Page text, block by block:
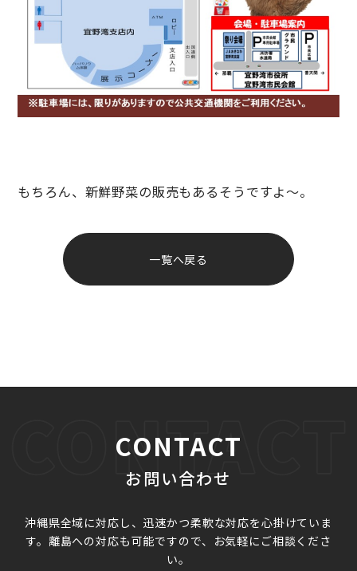
もちろん、新鮮野菜の販売もあるそうですよ～。
一覧へ戻る
CONTACT
お問い合わせ
沖縄県全域に対応し、迅速かつ柔軟な対応を心掛けていま
す。 離島への対応も可能ですので、お気軽にご相談くださ
い。